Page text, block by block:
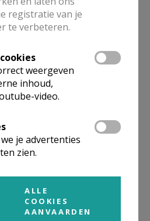
Spriet , Jonkersstraat 48, 8800
0477 43 72 67,
alle vormelingen en hun
9 september om 19u in
14 oktober
13u30 - 18u30 in de
registratie van je
te verbeteren.
weergeven
inhoud,
video.
je advertenties
zien.
ALLE
COOKIES
AANVAARDEN